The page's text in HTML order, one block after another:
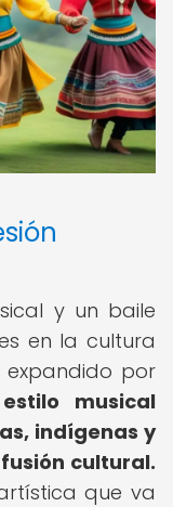
y un baile
en la cultura
por
musical
indígenas y
cultural.
que va